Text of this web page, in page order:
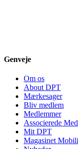
Genveje
Om os
About DPT
Mærkesager
Bliv medlem
Medlemmer
Associerede
Mit DPT
Magasinet